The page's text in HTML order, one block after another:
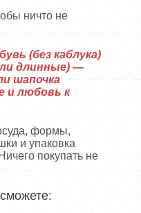
ничто не
(без каблука)
длинные) —
шапочка
и любовь к
формы,
и упаковка
покупать не